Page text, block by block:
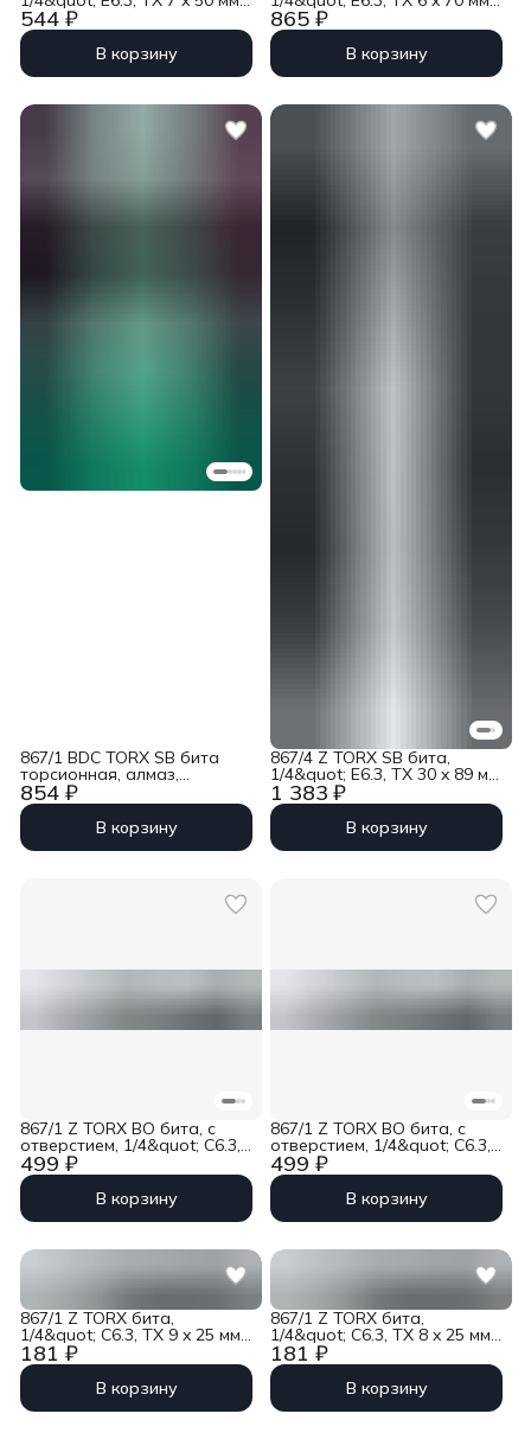
544 ₽
Wera WE-160830
В корзину
865 ₽
Wera WE-134740
В корзину
854 ₽
867/1 BDC TORX SB бита
торсионная, алмаз,
1/4&quot; C6.3, TX 25 x 25 мм
Wera WE-134377
В корзину
1 383 ₽
867/4 Z TORX SB бита,
1/4&quot; E6.3, TX 30 x 89 мм
Wera WE-073530
В корзину
499 ₽
867/1 Z TORX BO бита, с
отверстием, 1/4&quot; C6.3,
TX 40 x 25 мм Wera WE-
066530
В корзину
499 ₽
867/1 Z TORX BO бита, с
отверстием, 1/4&quot; C6.3,
TX 25 x 25 мм Wera WE-
066515
В корзину
181 ₽
867/1 Z TORX бита,
1/4&quot; C6.3, TX 9 x 25 мм
Wera WE-066496
В корзину
181 ₽
867/1 Z TORX бита,
1/4&quot; C6.3, TX 8 x 25 мм
Wera WE-066495
В корзину